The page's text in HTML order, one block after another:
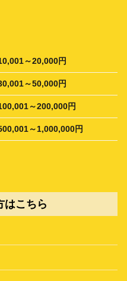
～20,000円
～50,000円
～200,000円
～1,000,000円
はこちら